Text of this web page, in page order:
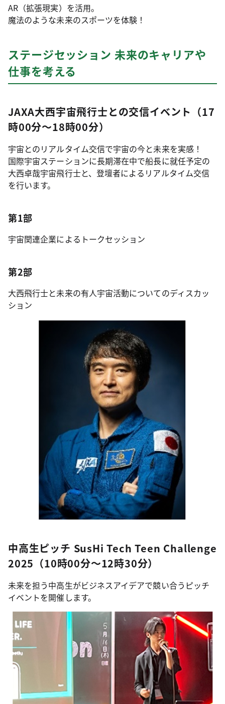
AR（拡張現実）を活用。
魔法のような未来のスポーツを体験！
ステージセッション 未来のキャリアや
仕事を考える
JAXA大西宇宙飛行士との交信イベント（17
時00分～18時00分）
宇宙とのリアルタイム交信で宇宙の今と未来を実感！
国際宇宙ステーションに長期滞在中で船長に就任予定の
大西卓哉宇宙飛行士と、登壇者によるリアルタイム交信
を行います。
第1部
宇宙関連企業によるトークセッション
第2部
大西飛行士と未来の有人宇宙活動についてのディスカッ
ション
中高生ピッチ SusHi Tech Teen Challenge
2025（10時00分～12時30分）
未来を担う中高生がビジネスアイデアで競い合うピッチ
イベントを開催します。